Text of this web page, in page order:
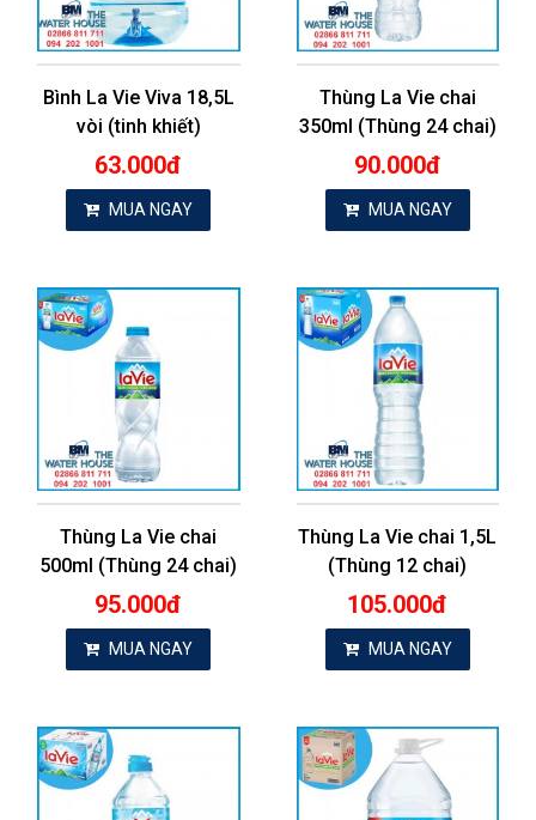
Bình La Vie Viva 18,5L
vòi (tinh khiết)
63.000đ
MUA NGAY
Thùng La Vie chai
350ml (Thùng 24 chai)
90.000đ
MUA NGAY
Thùng La Vie chai
500ml (Thùng 24 chai)
95.000đ
MUA NGAY
Thùng La Vie chai 1,5L
(Thùng 12 chai)
105.000đ
MUA NGAY